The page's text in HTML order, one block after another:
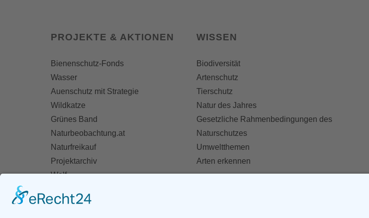
PROJEKTE & AKTIONEN
Bienenschutz-Fonds
Wasser
Auenschutz mit Strategie
Wildkatze
Grünes Band
Naturbeobachtung.at
Naturfreikauf
Projektarchiv
Wolf
WISSEN
Biodiversität
Artenschutz
Tierschutz
Natur des Jahres
Gesetzliche Rahmenbedingungen des
Naturschutzes
Umweltthemen
Arten erkennen